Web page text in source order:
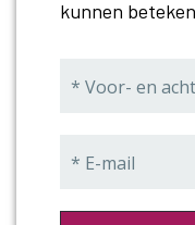
kunnen
WIL JIJ MEER